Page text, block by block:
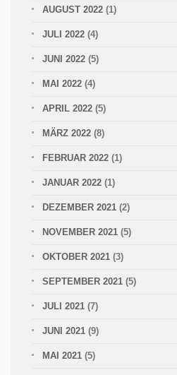
AUGUST 2022 (1)
JULI 2022 (4)
JUNI 2022 (5)
MAI 2022 (4)
APRIL 2022 (5)
MÄRZ 2022 (8)
FEBRUAR 2022 (1)
JANUAR 2022 (1)
DEZEMBER 2021 (2)
NOVEMBER 2021 (5)
OKTOBER 2021 (3)
SEPTEMBER 2021 (5)
JULI 2021 (7)
JUNI 2021 (9)
MAI 2021 (5)